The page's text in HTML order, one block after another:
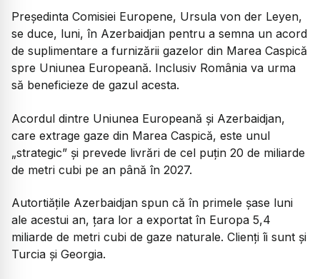
Președinta Comisiei Europene, Ursula von der Leyen,
se duce, luni, în Azerbaidjan pentru a semna un acord
de suplimentare a furnizării gazelor din Marea Caspică
spre Uniunea Europeană. Inclusiv România va urma
să beneficieze de gazul acesta.
Acordul dintre Uniunea Europeană şi Azerbaidjan,
care extrage gaze din Marea Caspică, este unul
„strategic” şi prevede livrări de cel puţin 20 de miliarde
de metri cubi pe an până în 2027.
Autortiățile Azerbaidjan spun că în primele șase luni
ale acestui an, ţara lor a exportat în Europa 5,4
miliarde de metri cubi de gaze naturale. Clienţi îi sunt şi
Turcia şi Georgia.